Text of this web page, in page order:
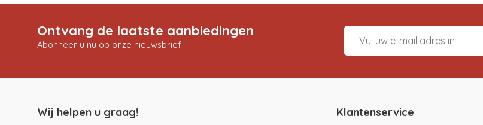
Ontvang de laatste aanbiedingen
Abonneer u nu op onze nieuwsbrief
Wij helpen u graag! Klantenservice